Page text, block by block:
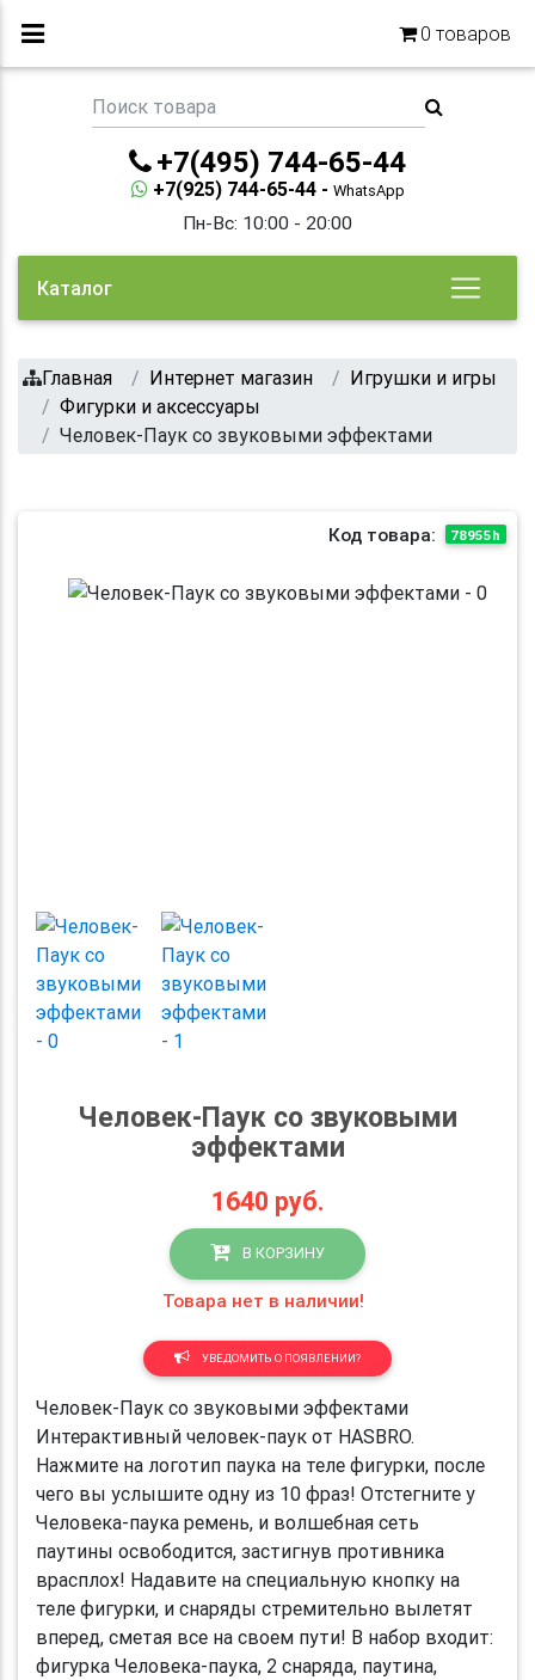
0 товаров
+7(495) 744-65-44
+7(925) 744-65-44 - WhatsApp
Пн-Вс: 10:00 - 20:00
Каталог
Главная Интернет магазин
Игрушки и игры
Фигурки и аксессуары
Человек-Паук со звуковыми эффектами
Код товара: 78955h
Человек-Паук со звуковыми
эффектами
1640 руб.
В КОРЗИНУ
Товара нет в наличии!
УВЕДОМИТЬ О ПОЯВЛЕНИИ?
Человек-Паук со звуковыми эффектами
Интерактивный человек-паук от HASBRO.
Нажмите на логотип паука на теле фигурки, после
чего вы услышите одну из 10 фраз! Отстегните у
Человека-паука ремень, и волшебная сеть
паутины освободится, застигнув противника
врасплох! Надавите на специальную кнопку на
теле фигурки, и снаряды стремительно вылетят
вперед, сметая все на своем пути! В набор входит:
фигурка Человека-паука, 2 снаряда, паутина,